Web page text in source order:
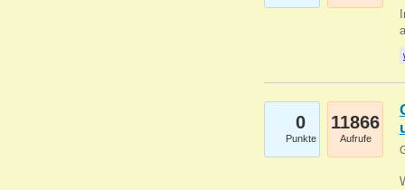
0
Punkte
11866
Aufrufe